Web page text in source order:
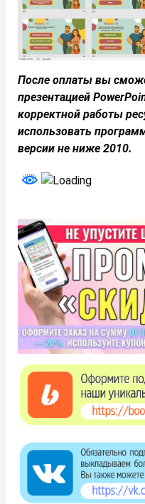
После оплаты вы
презентацией
корректной работы
использовать
версии не ниже 2010.